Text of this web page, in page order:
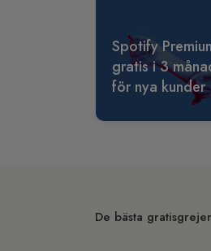
Spotify
gratis i 3
för nya kunder
De bästa